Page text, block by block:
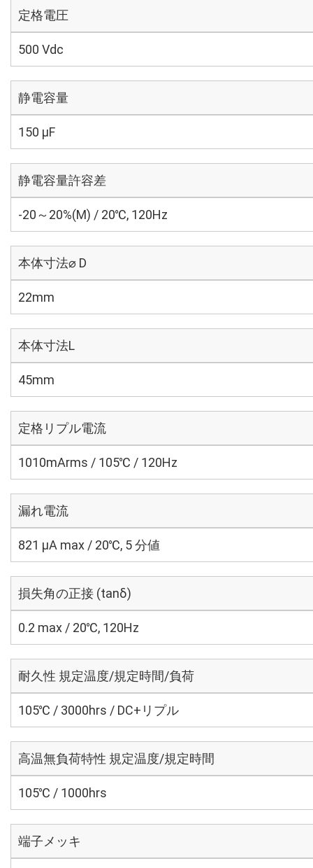
定格電圧
500 Vdc
静電容量
150 µF
静電容量許容差
-20～20%(M) / 20℃, 120Hz
本体寸法⌀ D
22mm
本体寸法L
45mm
定格リプル電流
1010mArms / 105℃ / 120Hz
漏れ電流
821 μA max / 20℃, 5 分値
損失角の正接 (tanδ)
0.2 max / 20℃, 120Hz
耐久性 規定温度/規定時間/負荷
105℃ / 3000hrs / DC+リプル
高温無負荷特性 規定温度/規定時間
105℃ / 1000hrs
端子メッキ